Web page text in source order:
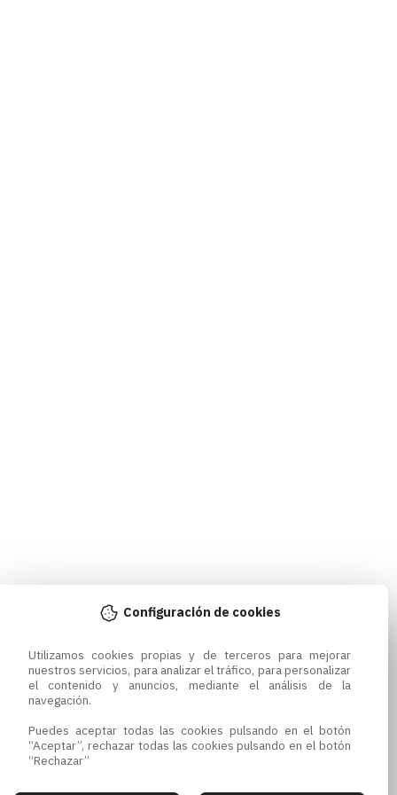
Configuración de cookies
Utilizamos cookies propias y de terceros para mejorar
nuestros servicios, para analizar el tráfico, para personalizar
el contenido y anuncios, mediante el análisis de la
navegación.
Puedes aceptar todas las cookies pulsando en el botón
“Aceptar”, rechazar todas las cookies pulsando en el botón
“Rechazar”